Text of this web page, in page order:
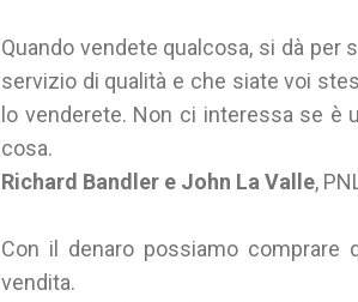
Quando vendete qualcosa, si dà
servizio di qualità e che siate voi
lo venderete. Non ci interessa se è
cosa.
Richard Bandler e John La Valle,
Con il denaro possiamo
vendita.